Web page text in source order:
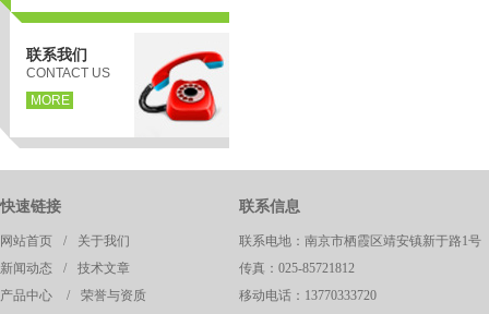
联系我们
CONTACT US
MORE
快速链接
网站首页 /
关于我们
新闻动态
/
技术文章
产品中心
/
荣誉与资质
联系信息
联系电地：南京市栖霞区靖安镇新于路1号
传真：025-85721812
移动电话：13770333720